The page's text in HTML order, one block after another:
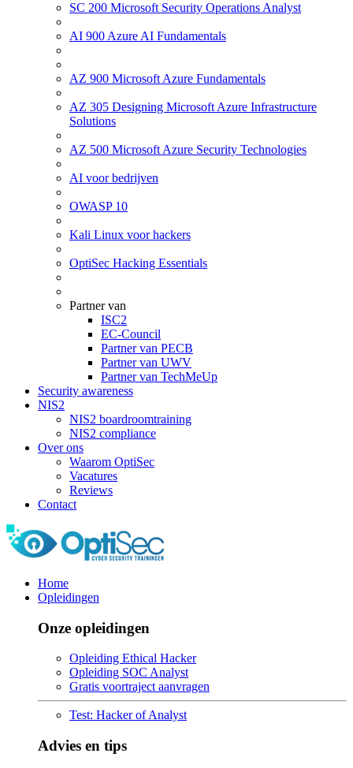
SC 200 Microsoft Security Operations Analyst
AI 900 Azure AI Fundamentals
AZ 900 Microsoft Azure Fundamentals
AZ 305 Designing Microsoft Azure Infrastructure
Solutions
AZ 500 Microsoft Azure Security Technologies
AI voor bedrijven
OWASP 10
Kali Linux voor hackers
OptiSec Hacking Essentials
Partner van
ISC2
EC-Council
Partner van PECB
Partner van UWV
Partner van TechMeUp
Security awareness
NIS2
NIS2 boardroomtraining
NIS2 compliance
Over ons
Waarom OptiSec
Vacatures
Reviews
Contact
Home
Opleidingen
Onze opleidingen
Opleiding Ethical Hacker
Opleiding SOC Analyst
Gratis voortraject aanvragen
Test: Hacker of Analyst
Advies en tips